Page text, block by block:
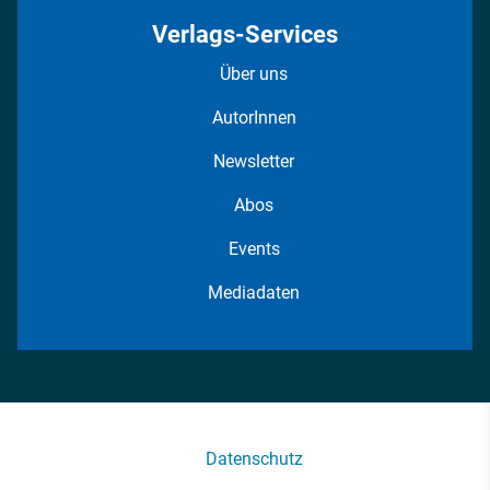
Verlags-Services
Über uns
AutorInnen
Newsletter
Abos
Events
Mediadaten
Datenschutz